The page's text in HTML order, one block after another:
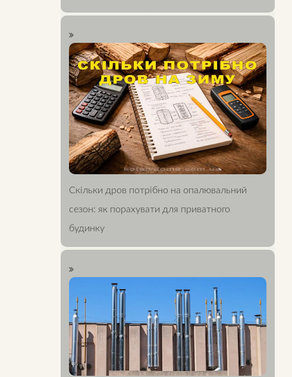
Скільки дров потрібно на опалювальний
сезон: як порахувати для приватного
будинку